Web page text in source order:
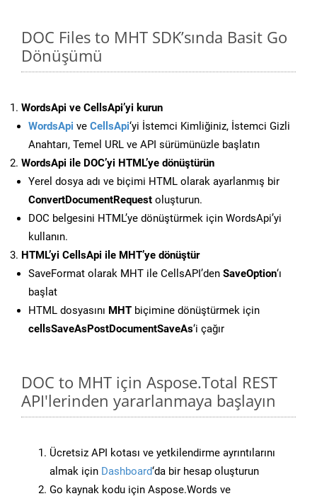
DOC Files to MHT SDK’sında Basit Go
Dönüşümü
WordsApi ve CellsApi’yi kurun
WordsApi ve CellsApi‘yi İstemci Kimliğiniz, İstemci Gizli
Anahtarı, Temel URL ve API sürümünüzle başlatın
WordsApi ile DOC’yi HTML’ye dönüştürün
Yerel dosya adı ve biçimi HTML olarak ayarlanmış bir
ConvertDocumentRequest oluşturun.
DOC belgesini HTML’ye dönüştürmek için WordsApi’yi
kullanın.
HTML’yi CellsApi ile MHT’ye dönüştür
SaveFormat olarak MHT ile CellsAPI’den SaveOption‘ı
başlat
HTML dosyasını MHT biçimine dönüştürmek için
cellsSaveAsPostDocumentSaveAs‘i çağır
DOC to MHT için Aspose.Total REST
API'lerinden yararlanmaya başlayın
Ücretsiz API kotası ve yetkilendirme ayrıntılarını
almak için Dashboard‘da bir hesap oluşturun
Go kaynak kodu için Aspose.Words ve